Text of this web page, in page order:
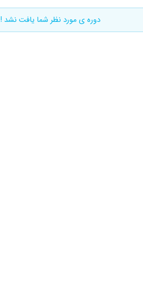
دوره ی مورد نظر شما یافت نشد !